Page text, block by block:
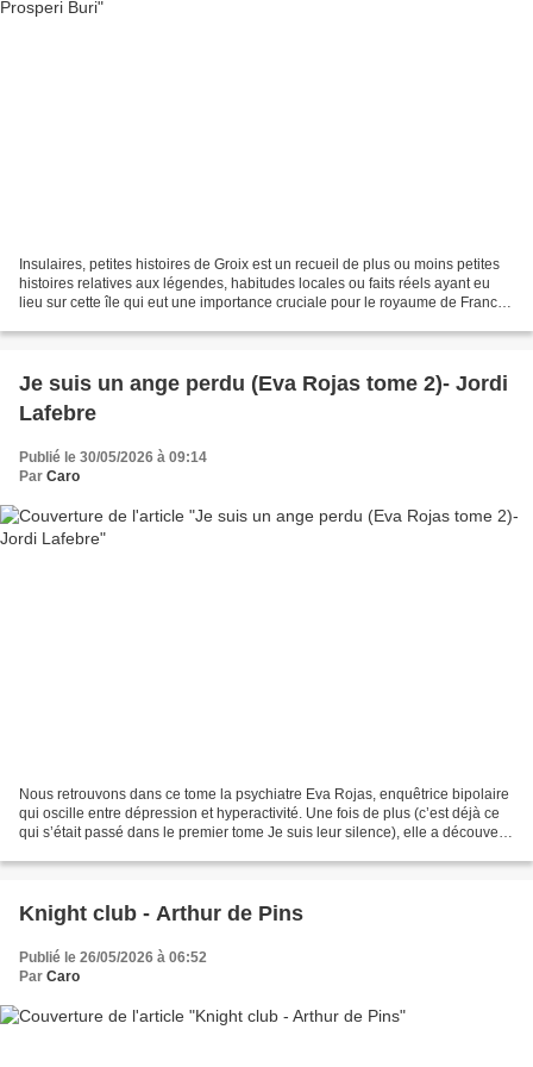
Insulaires, petites histoires de Groix est un recueil de plus ou moins petites
histoires relatives aux légendes, habitudes locales ou faits réels ayant eu
lieu sur cette île qui eut une importance cruciale pour le royaume de France
Je suis un ange perdu (Eva Rojas tome 2)- Jordi
Lafebre
Publié le 30/05/2026 à 09:14
Par Caro
Nous retrouvons dans ce tome la psychiatre Eva Rojas, enquêtrice bipolaire
qui oscille entre dépression et hyperactivité. Une fois de plus (c’est déjà ce
qui s’était passé dans le premier tome Je suis leur silence), elle a découvert
Knight club - Arthur de Pins
Publié le 26/05/2026 à 06:52
Par Caro